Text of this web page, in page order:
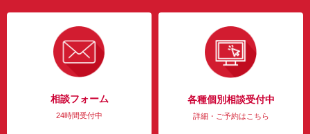
相談フォーム
24時間受付中
各種個別相談受付中
詳細・ご予約はこちら